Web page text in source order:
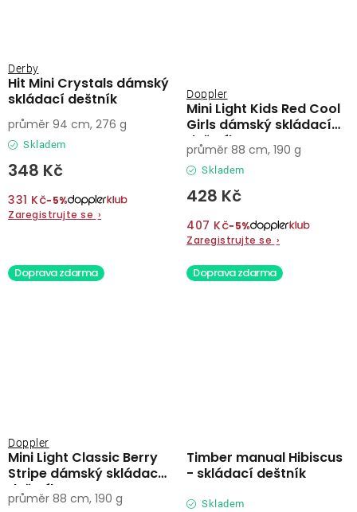
Hit Mini Crystals dámský
skládací deštník
Derby
Skladem
348 Kč
331 Kč−5%
Zaregistrujte se ›
průměr 94 cm, 276 g
Mini Light Kids Red Cool
Girls dámský skládací
deštník
Doppler
Skladem
428 Kč
407 Kč−5%
Zaregistrujte se ›
průměr 88 cm, 190 g
Doprava zdarma
Mini Light Classic Berry
Stripe dámský skládací
deštník
Doppler
průměr 88 cm, 190 g
Doprava zdarma
Timber manual Hibiscus
- skládací deštník
Skladem